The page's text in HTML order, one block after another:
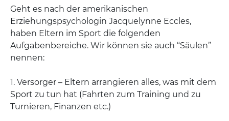
Geht es nach der amerikanischen
Erziehungspsychologin Jacquelynne Eccles,
haben Eltern im Sport die folgenden
Aufgabenbereiche. Wir können sie auch “Säulen”
nennen:
1. Versorger – Eltern arrangieren alles, was mit dem
Sport zu tun hat (Fahrten zum Training und zu
Turnieren, Finanzen etc.)